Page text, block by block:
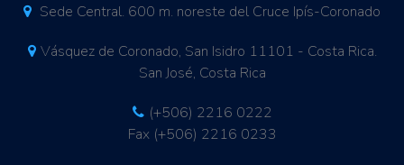
Sede Central. 600 m. noreste del Cruce Ipís-Coronado
Vásquez de Coronado, San Isidro 11101 - Costa Rica.
San José, Costa Rica
(+506) 2216 0222
Fax (+506) 2216 0233